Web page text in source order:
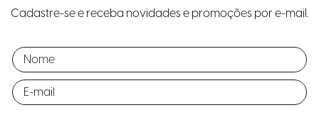
Cadastre-se e receba novidades e promoções por e-mail.